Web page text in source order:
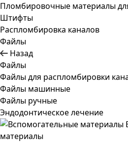
Пломбировочные материалы
Штифты
Распломбировка каналов
Файлы
Назад
Файлы
Файлы для распломбировки
Файлы машинные
Файлы ручные
Эндодонтическое лечение
материалы